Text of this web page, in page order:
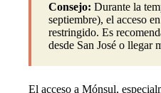
Consejo: Durante la
septiembre), el acceso
restringido. Es
desde San José o llegar
El acceso a Mónsul,